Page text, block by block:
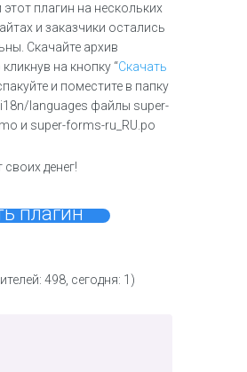
плагин на нескольких
и заказчики остались
Скачайте архив
на кнопку “Скачать
и поместите в папку
languages файлы super-
и super-forms-ru_RU.po
своих денег!
плагин
498, сегодня: 1)